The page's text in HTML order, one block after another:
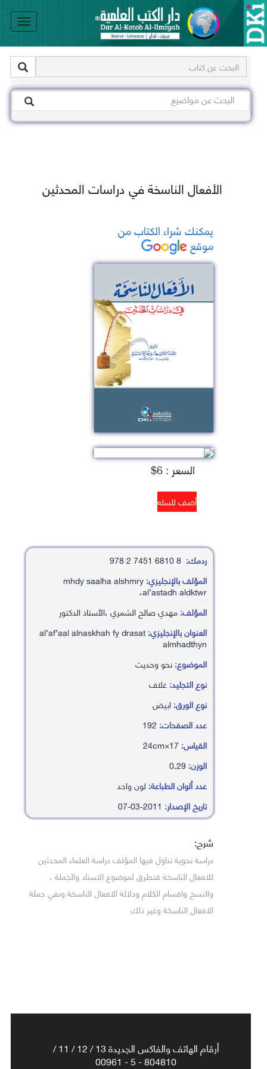
الأفعال الناسخة في دراسات المحدثين
يمكنك شراء الكتاب من
موقع
السعر : 6$
ردمك:
المؤلف بالإنجليزي:mhdy saalha alshmry
،al’astadh aldktwr
المؤلف:مهدي صالح الشمري ،الأستاذ الدكتور
العنوان بالإنجليزي:al’af’aal alnaskhah fy drasat
almhadthyn
الموضوع:نحو وحديث
نوع التجليد:غلاف
نوع الورق:ابيض
عدد الصفحات:
القياس:
الوزن:
عدد ألوان الطباعة: لون واحد
تاريخ الإصدار:
شرح:
دراسة نحوية تناول فيها المؤلف دراسة العلماء المحدثين
للافعال الناسخة فتطرق لموضوع الاسناد والجملة ،
والنسخ واقسام الكلام ودلالة الافعال الناسخة ونفي جملة
الافعال الناسخة وغير ذلك
أرقام الهاتف والفاكس الجديدة 13 / 12 / 11 /
804810 - 5 - 00961